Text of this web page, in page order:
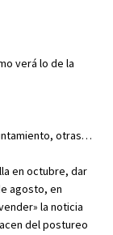
verá lo de la
otras…
en octubre, dar
agosto, en
la noticia
del postureo